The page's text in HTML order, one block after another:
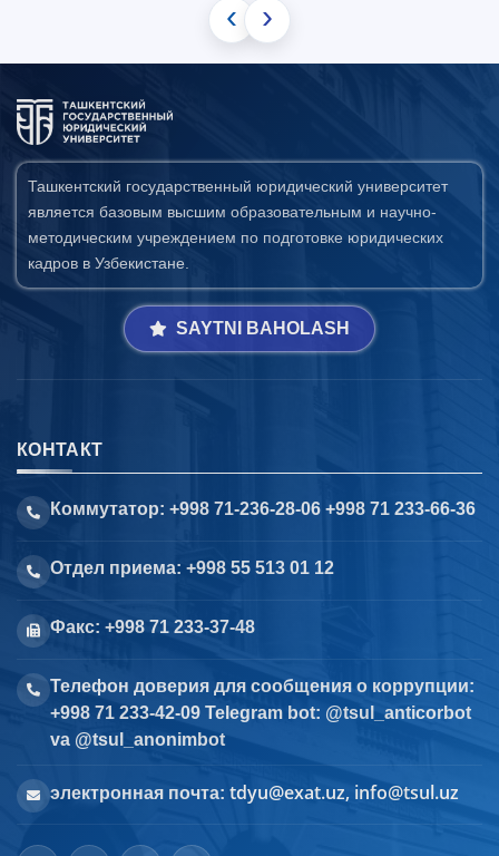
‹ ›
Ташкентский государственный юридический университет
является базовым высшим образовательным и научно-
методическим учреждением по подготовке юридических
кадров в Узбекистане.
SAYTNI BAHOLASH
КОНТАКТ
Коммутатор: +998 71-236-28-06 +998 71 233-66-36
Отдел приема: +998 55 513 01 12
Факс: +998 71 233-37-48
Телефон доверия для сообщения о коррупции:
+998 71 233-42-09 Telegram bot: @tsul_anticorbot
va @tsul_anonimbot
электронная почта: tdyu@exat.uz, info@tsul.uz